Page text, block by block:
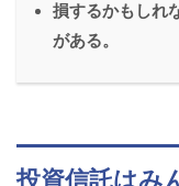
損するかもしれ
がある。
投資信託はみ